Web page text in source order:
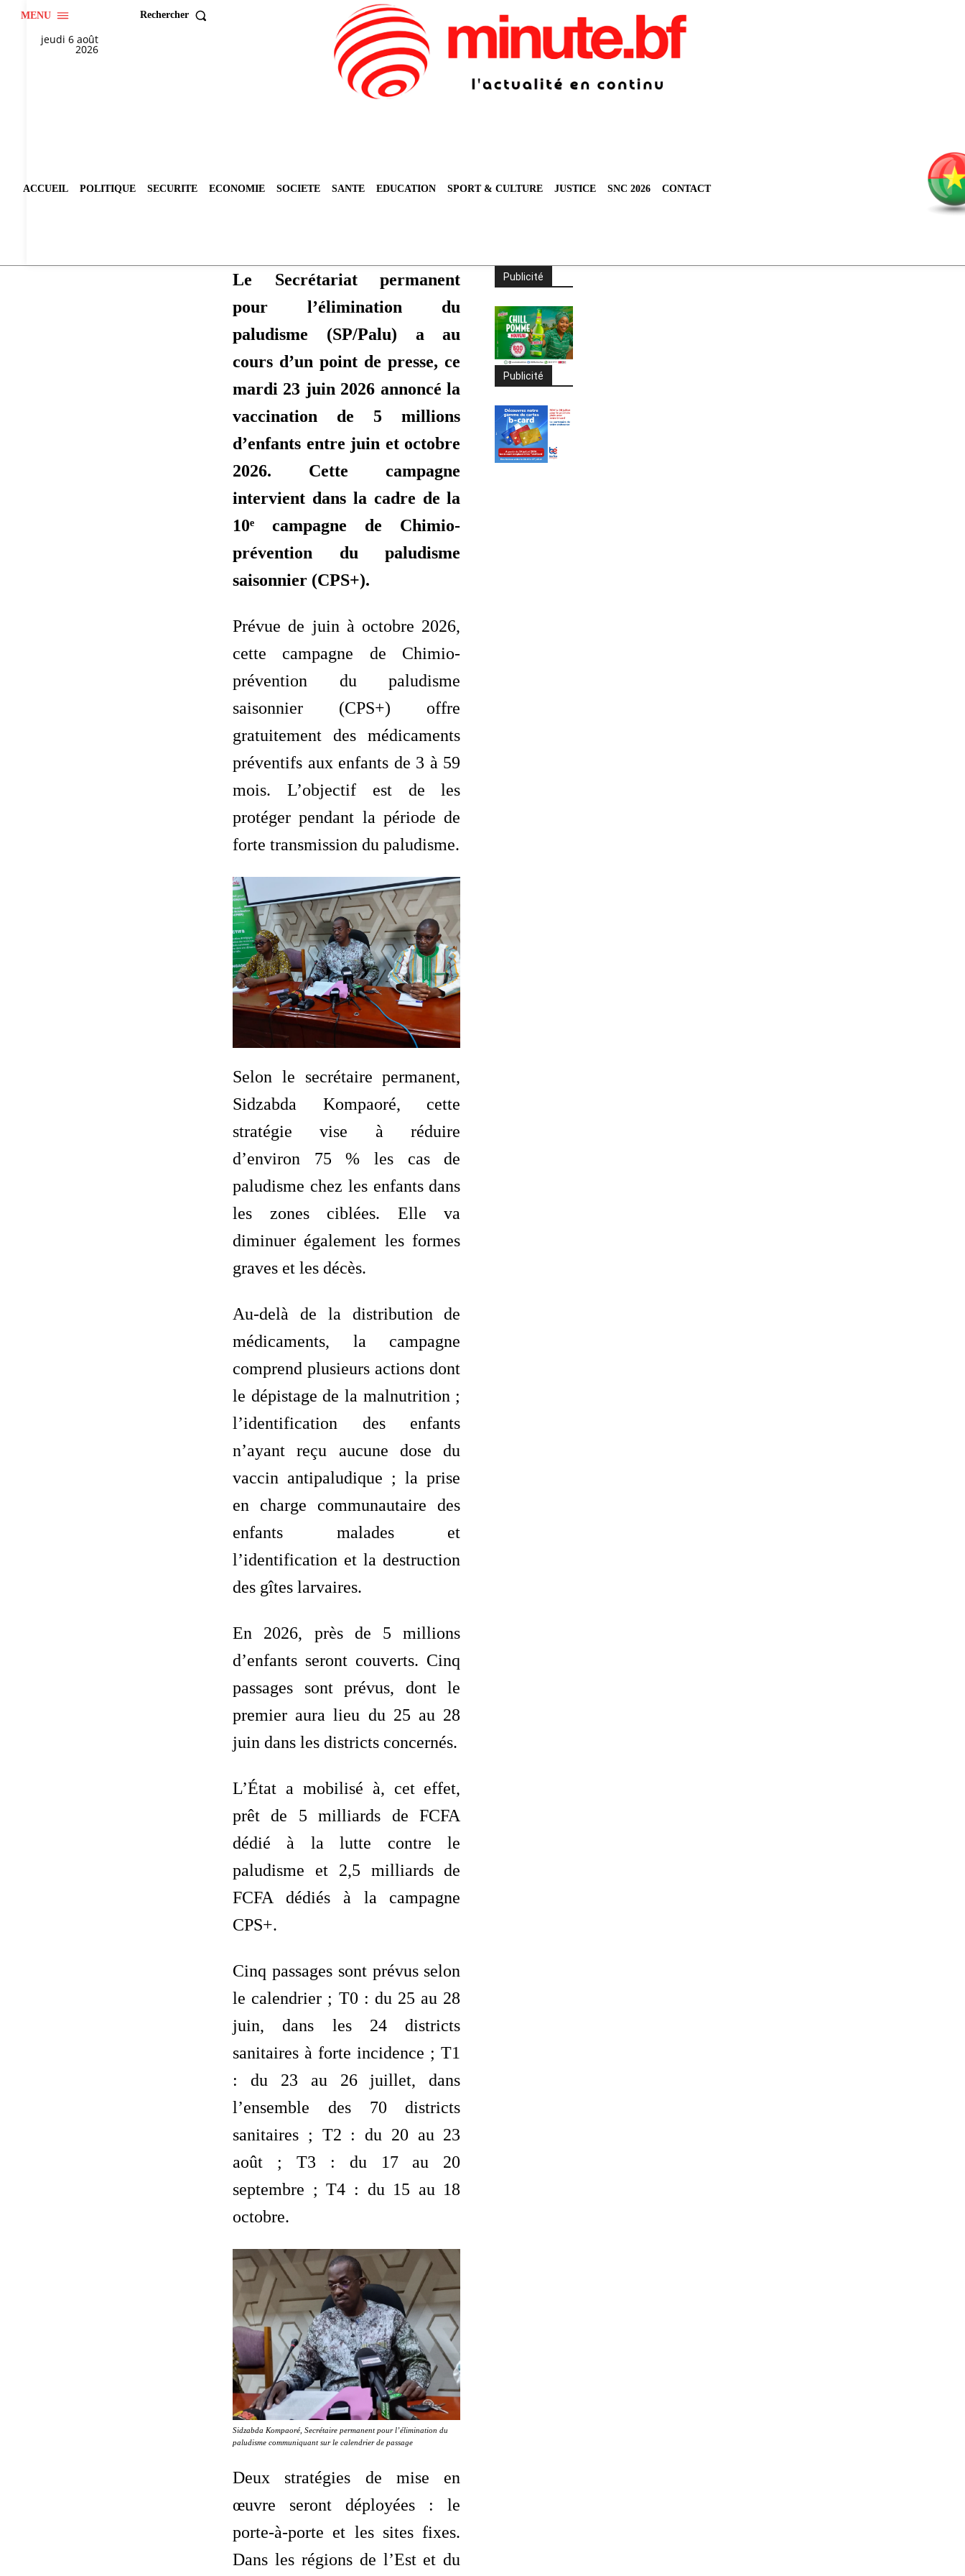
MENU Rechercher
jeudi 6 août
2026
ACCUEIL POLITIQUE SECURITE ECONOMIE SOCIETE SANTE EDUCATION SPORT & CULTURE JUSTICE SNC 2026 CONTACT
Le Secrétariat permanent
pour l’élimination du
paludisme (SP/Palu) a au
cours d’un point de presse, ce
mardi 23 juin 2026 annoncé la
vaccination de 5 millions
d’enfants entre juin et octobre
2026. Cette campagne
intervient dans la cadre de la
10ᵉ campagne de Chimio-
prévention du paludisme
saisonnier (CPS+).
Prévue de juin à octobre 2026,
cette campagne de Chimio-
prévention du paludisme
saisonnier (CPS+) offre
gratuitement des médicaments
préventifs aux enfants de 3 à 59
mois. L’objectif est de les
protéger pendant la période de
forte transmission du paludisme.
Selon le secrétaire permanent,
Sidzabda Kompaoré, cette
stratégie vise à réduire
d’environ 75 % les cas de
paludisme chez les enfants dans
les zones ciblées. Elle va
diminuer également les formes
graves et les décès.
Au-delà de la distribution de
médicaments, la campagne
comprend plusieurs actions dont
le dépistage de la malnutrition ;
l’identification des enfants
n’ayant reçu aucune dose du
vaccin antipaludique ; la prise
en charge communautaire des
enfants malades et
l’identification et la destruction
des gîtes larvaires.
En 2026, près de 5 millions
d’enfants seront couverts. Cinq
passages sont prévus, dont le
premier aura lieu du 25 au 28
juin dans les districts concernés.
L’État a mobilisé à, cet effet,
prêt de 5 milliards de FCFA
dédié à la lutte contre le
paludisme et 2,5 milliards de
FCFA dédiés à la campagne
CPS+.
Cinq passages sont prévus selon
le calendrier ; T0 : du 25 au 28
juin, dans les 24 districts
sanitaires à forte incidence ; T1
: du 23 au 26 juillet, dans
l’ensemble des 70 districts
sanitaires ; T2 : du 20 au 23
août ; T3 : du 17 au 20
septembre ; T4 : du 15 au 18
octobre.
Sidzabda Kompaoré, Secrétaire permanent pour l’élimination du
paludisme communiquant sur le calendrier de passage
Deux stratégies de mise en
œuvre seront déployées : le
porte-à-porte et les sites fixes.
Dans les régions de l’Est et du
Publicité
Publicité